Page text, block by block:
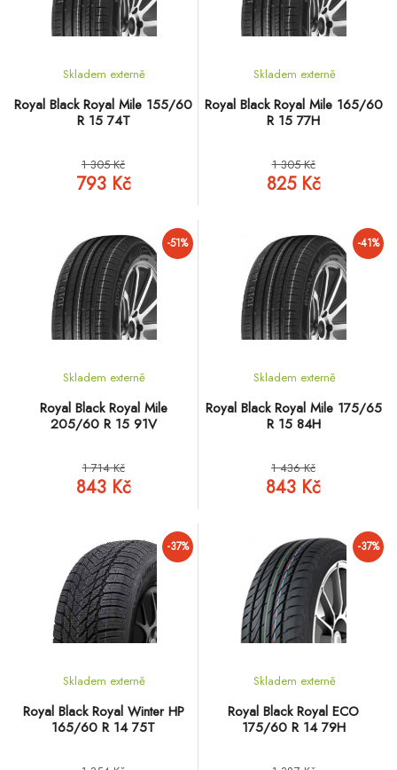
Royal Black Royal Mile 155/60
R 15 74T
Skladem externě
1 305 Kč
793 Kč
Royal Black Royal Mile 165/60
R 15 77H
Skladem externě
1 305 Kč
825 Kč
-51%
Royal Black Royal Mile
205/60 R 15 91V
Skladem externě
1 714 Kč
843 Kč
-41%
Royal Black Royal Mile 175/65
R 15 84H
Skladem externě
1 436 Kč
843 Kč
-37%
Royal Black Royal Winter HP
165/60 R 14 75T
Skladem externě
-37%
Royal Black Royal ECO
175/60 R 14 79H
Skladem externě